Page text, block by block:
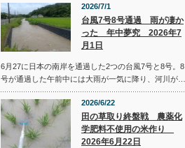
2026/7/1
台風7号8号通過 雨が凄か
った 年中夢究 2026年7
月1日
6月27に日本の南岸を通過した2つの台風7号と8号。8
号が通過した午前中には大雨が一気に降り、河川が…
2026/6/22
田の草取り終盤戦 農薬化
学肥料不使用の米作り
2026年6月22日